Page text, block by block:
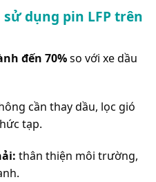
dụng pin LFP trên
đến 70%so với xe dầu
cần thay dầu, lọc gió
tạp.
thân thiện môi trường,